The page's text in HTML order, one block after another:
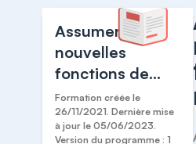
Assumer ses
nouvelles
fonctions de
manager
Formation créée le
26/11/2021. Dernière mise
à jour le 05/06/2023.
Version du programme : 1